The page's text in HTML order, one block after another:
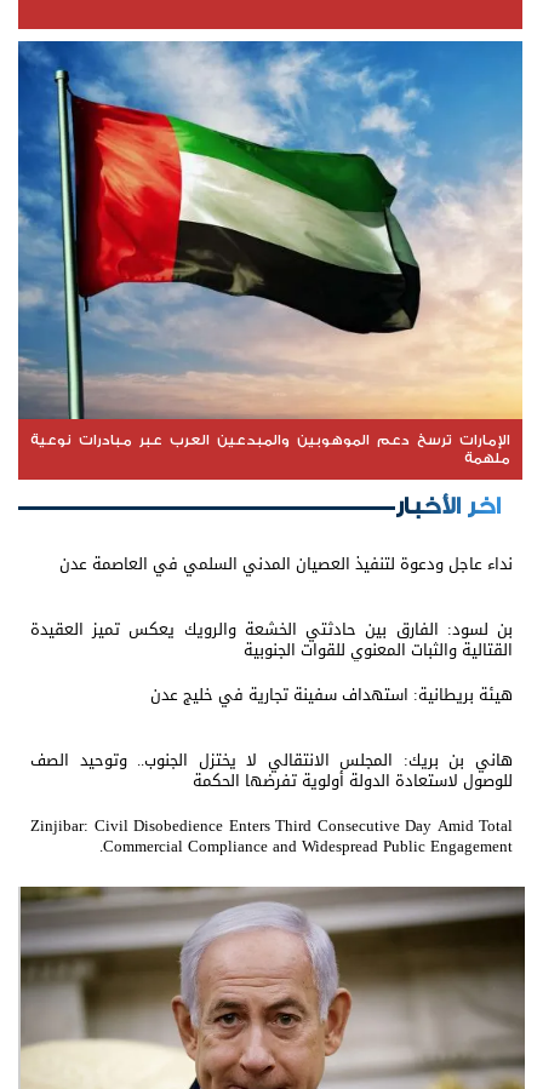
الإمارات ترسخ دعم الموهوبين والمبدعين العرب عبر مبادرات نوعية
ملهمة
اخر الأخبار
نداء عاجل ودعوة لتنفيذ العصيان المدني السلمي في العاصمة عدن
بن لسود: الفارق بين حادثتي الخشعة والرويك يعكس تميز العقيدة
القتالية والثبات المعنوي للقوات الجنوبية
هيئة بريطانية: استهداف سفينة تجارية في خليج عدن
هاني بن بريك: المجلس الانتقالي لا يختزل الجنوب.. وتوحيد الصف
للوصول لاستعادة الدولة أولوية تفرضها الحكمة
Zinjibar: Civil Disobedience Enters Third Consecutive Day Amid Total
Commercial Compliance and Widespread Public Engagement.